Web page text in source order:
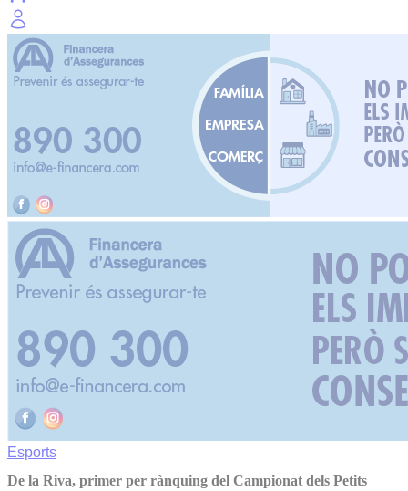
Esports
De la Riva, primer per rànquing del Campionat dels Petits